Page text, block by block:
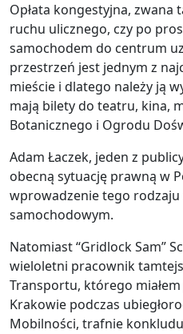
Opłata kongestyjna, zwana
ruchu ulicznego, czy po
samochodem do centrum
przestrzeń jest jednym z
mieście i dlatego należy ją
mają bilety do teatru, kina,
Botanicznego i Ogrodu
Adam Łaczek, jeden z
obecną sytuację prawną w
wprowadzenie tego rodzaju
samochodowym.
Natomiast “Gridlock Sam”
wieloletni pracownik
Transportu, którego
Krakowie podczas
Mobilności, trafnie